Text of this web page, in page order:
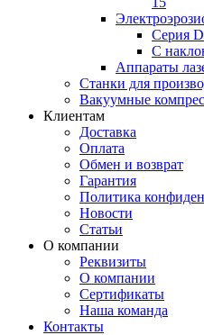
Серия
С
Аппараты
Станки для
Вакуумные
Клиентам
Доставка
Оплата
Обмен и возврат
Гарантия
Политика
Новости
Статьи
О компании
Реквизиты
О компании
Сертификаты
Наша команда
Контакты